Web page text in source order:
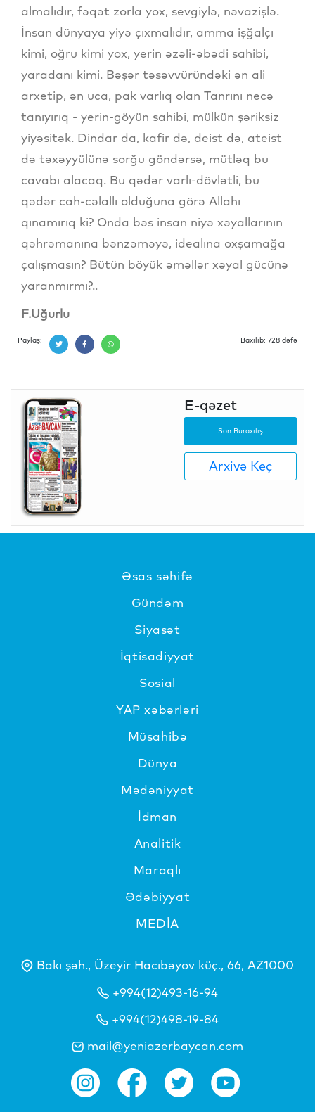
almalıdır, fəqət zorla yox, sevgiylə, nəvazişlə.
İnsan dünyaya yiyə çıxmalıdır, amma işğalçı
kimi, oğru kimi yox, yerin əzəli-əbədi sahibi,
yaradanı kimi. Bəşər təsəvvüründəki ən ali
arxetip, ən uca, pak varlıq olan Tanrını necə
tanıyırıq - yerin-göyün sahibi, mülkün şəriksiz
yiyəsitək. Dindar da, kafir də, deist də, ateist
də təxəyyülünə sorğu göndərsə, mütləq bu
cavabı alacaq. Bu qədər varlı-dövlətli, bu
qədər cah-cəlallı olduğuna görə Allahı
qınamırıq ki? Onda bəs insan niyə xəyallarının
qəhrəmanına bənzəməyə, idealına oxşamağa
çalışmasın? Bütün böyük əməllər xəyal gücünə
yaranmırmı?..
F.Uğurlu
Paylaş: Baxılıb: 728 dəfə
E-qəzet
Son Buraxılış
Arxivə Keç
Əsas səhifə
Gündəm
Siyasət
İqtisadiyyat
Sosial
YAP xəbərləri
Müsahibə
Dünya
Mədəniyyat
İdman
Analitik
Maraqlı
Ədəbiyyat
MEDİA
Bakı şəh., Üzeyir Hacıbəyov küç., 66, AZ1000
+994(12)493-16-94
+994(12)498-19-84
mail@yeniazerbaycan.com